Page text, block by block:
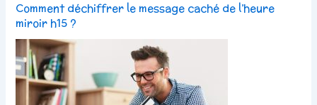
Comment déchiffrer le message caché de l’heure
miroir h15 ?